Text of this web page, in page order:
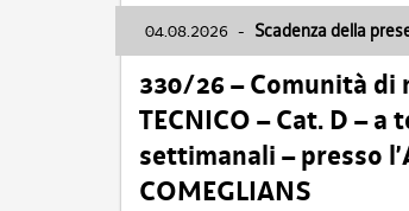
04.08.2026 - Scadenza della
330/26 – Comunità di
TECNICO – Cat. D –
settimanali – presso
COMEGLIANS